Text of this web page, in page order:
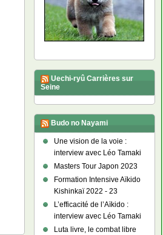
Uechi-ryû Carrières sur
Seine
Budo no Nayami
Une vision de la voie :
interview avec Léo Tamaki
Masters Tour Japon 2023
Formation Intensive Aïkido
Kishinkaï 2022 - 23
L’efficacité de l’Aïkido :
interview avec Léo Tamaki
Luta livre, le combat libre